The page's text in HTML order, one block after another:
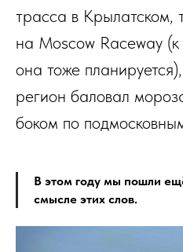
трасса в Крылатском,
на Moscow Raceway (к
она тоже
регион баловал
боком по
В этом году мы пошли
смысле этих слов.